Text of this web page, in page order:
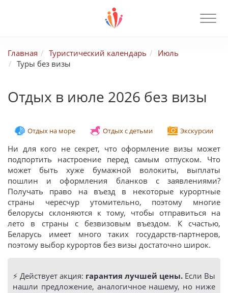
Главная Туристический календарь
Июль
Туры без визы
Отдых в июле 2026 без визы
Отдых на море Отдых с детьми Экскурсии
Ни для кого не секрет, что оформление визы может
подпортить настроение перед самым отпуском. Что
может быть хуже бумажной волокиты, выплаты
пошлин и оформления бланков с заявлениями?
Получать право на въезд в некоторые курортные
страны чересчур утомительно, поэтому многие
белорусы склоняются к тому, чтобы отправиться на
лето в страны с безвизовым въездом. К счастью,
Беларусь имеет много таких государств-партнеров,
поэтому выбор курортов без визы достаточно широк.
⚡️ Действует акция: гарантия лучшей цены. Если Вы
нашли предложение, аналогичное нашему, но ниже